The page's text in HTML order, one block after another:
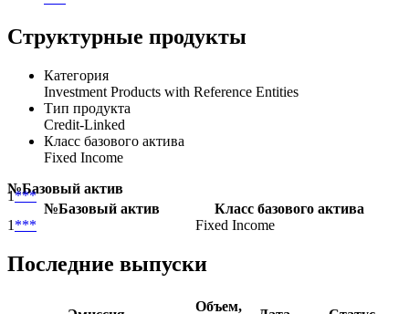
Структурные продукты
Категория
Investment Products with Reference Entities
Тип продукта
Credit-Linked
Класс базового актива
Fixed Income
№Базовый актив
1***
№Базовый актив
Класс базового актива
1 *** Fixed Income
Последние выпуски
Объем,